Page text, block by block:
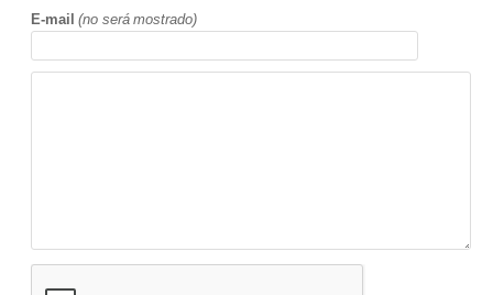
E-mail (no será mostrado)